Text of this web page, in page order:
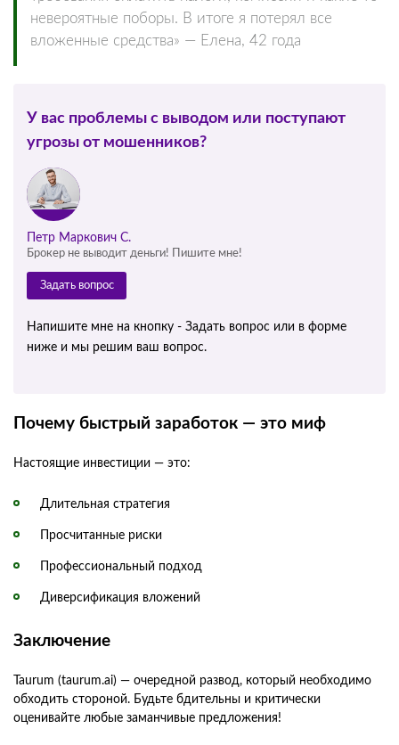
невероятные поборы. В итоге я потерял все
вложенные средства» — Елена, 42 года
У вас проблемы с выводом или поступают
угрозы от мошенников?
Петр Маркович С.
Брокер не выводит деньги! Пишите мне!
Задать вопрос
Напишите мне на кнопку - Задать вопрос или в форме
ниже и мы решим ваш вопрос.
Почему быстрый заработок — это миф
Настоящие инвестиции — это:
Длительная стратегия
Просчитанные риски
Профессиональный подход
Диверсификация вложений
Заключение
Taurum (taurum.ai) — очередной развод, который необходимо
обходить стороной. Будьте бдительны и критически
оценивайте любые заманчивые предложения!